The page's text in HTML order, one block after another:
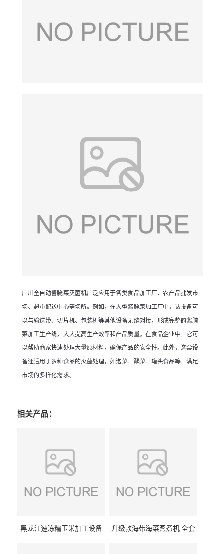
广川全自动酱腌菜灭菌机广泛应用于各类食品加工厂、农产品批发市
场、超市配送中心等场所。例如，在大型酱腌菜加工厂中，该设备可
以与输送带、切片机、包装机等其他设备无缝对接，形成完整的酱腌
菜加工生产线，大大提高生产效率和产品质量。在食品企业中，它可
以帮助商家快速处理大量原材料，确保产品的安全性。此外，这套设
备还适用于多种食品的灭菌处理，如泡菜、酸菜、罐头食品等，满足
市场的多样化需求。
相关产品：
黑龙江速冻糯玉米加工设备
升级款海带海菜蒸煮机 全套